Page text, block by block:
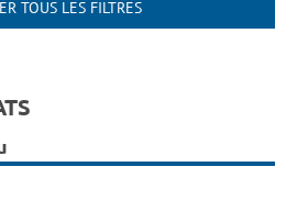
TOUS LES FILTRES